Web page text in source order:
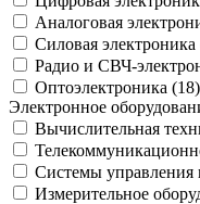
Аналоговая
Силовая электроника
Радио и СВЧ-
Оптоэлектроника (18)
Электронное
Вычислительная
Системы управления
Измерительное